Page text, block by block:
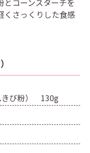
とコーンスターチを
くさっくりした食感
きび粉） 130g